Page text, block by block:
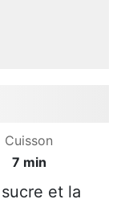
Cuisson
7 min
et la